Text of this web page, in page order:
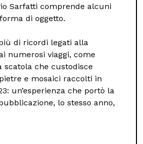
Sarfatti comprende alcuni
di oggetto.
di ricordi legati alla
numerosi viaggi, come
scatola che custodisce
e mosaici raccolti in
un’esperienza che portò la
lo stesso anno,